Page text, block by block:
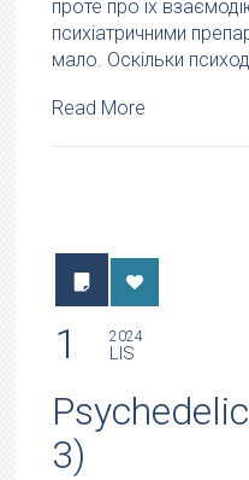
проте про їх
психіатричними
мало. Оскільки
Read More
1 2024
LIS
3)